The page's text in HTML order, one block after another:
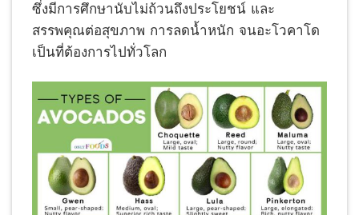
ซึ่งมีการศึกษานับไม่ถ้วนถึงประโยชน์ และ
สรรพคุณต่อสุขภาพ การลดน้ำหนัก จนอะโวคาโด
เป็นที่ต้องการไปทั่วโลก